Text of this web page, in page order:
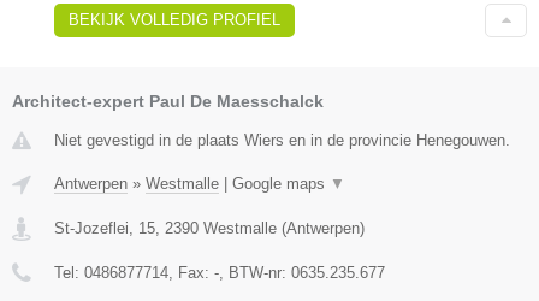
BEKIJK VOLLEDIG PROFIEL
Architect-expert Paul De Maesschalck
Niet gevestigd in de plaats Wiers en in de provincie Henegouwen.
Antwerpen » Westmalle Google maps ▼
St-Jozeflei, 15, 2390 Westmalle (Antwerpen)
Tel: 0486877714, Fax: -, BTW-nr: 0635.235.677